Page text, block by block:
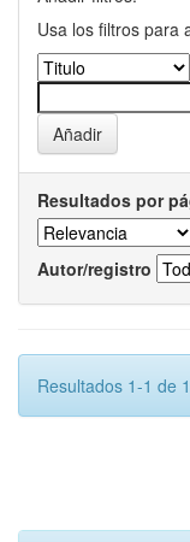
Usa los filtros para
Resultados por
Autor/registro
Resultados 1-1 de